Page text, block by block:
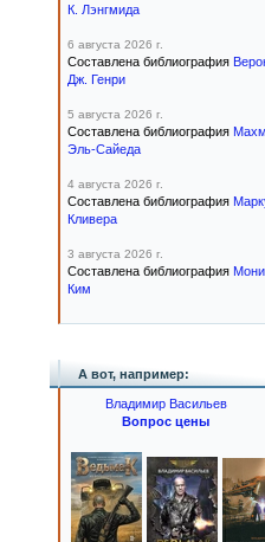
К. Лэнгмида
6 августа 2026 г.
Составлена библиография
Дж. Генри
5 августа 2026 г.
Составлена библиография
Эль-Сайеда
4 августа 2026 г.
Составлена библиография
Кливера
3 августа 2026 г.
Составлена библиография
Ким
А вот, например:
Владимир Васильев
Вопрос цены